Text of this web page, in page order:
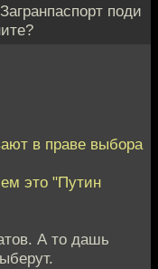
поди
в праве выбора
это "Путин
А то дашь